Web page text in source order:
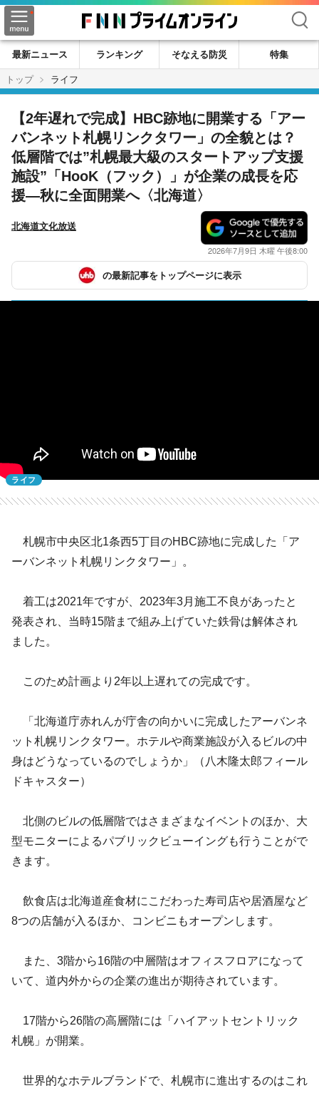
検索
最新ニュース ランキング そなえる防災
特集
トップ
ライフ
【2年遅れで完成】HBC跡地に開業する「アー
バンネット札幌リンクタワー」の全貌とは？
低層階では”札幌最大級のスタートアップ支援
施設”「HooK（フック）」が企業の成長を応
援―秋に全面開業へ〈北海道〉
北海道文化放送
2026年7月9日 木曜 午後8:00
の最新記事をトップページに表示
ライフ
札幌市中央区北1条西5丁目のHBC跡地に完成した「ア
ーバンネット札幌リンクタワー」。
着工は2021年ですが、2023年3月施工不良があったと
発表され、当時15階まで組み上げていた鉄骨は解体され
ました。
このため計画より2年以上遅れての完成です。
「北海道庁赤れんが庁舎の向かいに完成したアーバンネ
ット札幌リンクタワー。ホテルや商業施設が入るビルの中
身はどうなっているのでしょうか」（八木隆太郎フィール
ドキャスター）
北側のビルの低層階ではさまざまなイベントのほか、大
型モニターによるパブリックビューイングも行うことがで
きます。
飲食店は北海道産食材にこだわった寿司店や居酒屋など
8つの店舗が入るほか、コンビニもオープンします。
また、3階から16階の中層階はオフィスフロアになって
いて、道内外からの企業の進出が期待されています。
17階から26階の高層階には「ハイアットセントリック
札幌」が開業。
世界的なホテルブランドで、札幌市に進出するのはこれ